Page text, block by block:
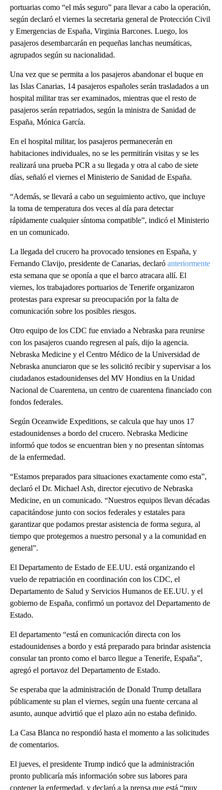
portuarias como “el más seguro” para llevar a cabo la operación,
según declaró el viernes la secretaria general de Protección Civil
y Emergencias de España, Virginia Barcones. Luego, los
pasajeros desembarcarán en pequeñas lanchas neumáticas,
agrupados según su nacionalidad.
Una vez que se permita a los pasajeros abandonar el buque en
las Islas Canarias, 14 pasajeros españoles serán trasladados a un
hospital militar tras ser examinados, mientras que el resto de
pasajeros serán repatriados, según la ministra de Sanidad de
España, Mónica García.
En el hospital militar, los pasajeros permanecerán en
habitaciones individuales, no se les permitirán visitas y se les
realizará una prueba PCR a su llegada y otra al cabo de siete
días, señaló el viernes el Ministerio de Sanidad de España.
“Además, se llevará a cabo un seguimiento activo, que incluye
la toma de temperatura dos veces al día para detectar
rápidamente cualquier síntoma compatible”, indicó el Ministerio
en un comunicado.
La llegada del crucero ha provocado tensiones en España, y
Fernando Clavijo, presidente de Canarias, declaró anteriormente
esta semana que se oponía a que el barco atracara allí. El
viernes, los trabajadores portuarios de Tenerife organizaron
protestas para expresar su preocupación por la falta de
comunicación sobre los posibles riesgos.
Otro equipo de los CDC fue enviado a Nebraska para reunirse
con los pasajeros cuando regresen al país, dijo la agencia.
Nebraska Medicine y el Centro Médico de la Universidad de
Nebraska anunciaron que se les solicitó recibir y supervisar a los
ciudadanos estadounidenses del MV Hondius en la Unidad
Nacional de Cuarentena, un centro de cuarentena financiado con
fondos federales.
Según Oceanwide Expeditions, se calcula que hay unos 17
estadounidenses a bordo del crucero. Nebraska Medicine
informó que todos se encuentran bien y no presentan síntomas
de la enfermedad.
“Estamos preparados para situaciones exactamente como esta”,
declaró el Dr. Michael Ash, director ejecutivo de Nebraska
Medicine, en un comunicado. “Nuestros equipos llevan décadas
capacitándose junto con socios federales y estatales para
garantizar que podamos prestar asistencia de forma segura, al
tiempo que protegemos a nuestro personal y a la comunidad en
general”.
El Departamento de Estado de EE.UU. está organizando el
vuelo de repatriación en coordinación con los CDC, el
Departamento de Salud y Servicios Humanos de EE.UU. y el
gobierno de España, confirmó un portavoz del Departamento de
Estado.
El departamento “está en comunicación directa con los
estadounidenses a bordo y está preparado para brindar asistencia
consular tan pronto como el barco llegue a Tenerife, España”,
agregó el portavoz del Departamento de Estado.
Se esperaba que la administración de Donald Trump detallara
públicamente su plan el viernes, según una fuente cercana al
asunto, aunque advirtió que el plazo aún no estaba definido.
La Casa Blanca no respondió hasta el momento a las solicitudes
de comentarios.
El jueves, el presidente Trump indicó que la administración
pronto publicaría más información sobre sus labores para
contener la enfermedad, y declaró a la prensa que está “muy